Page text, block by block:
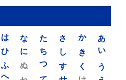
あ
い
う
え
か
き
く
け
さ
し
す
せ
た
ち
つ
て
な
に
ぬ
ね
は
ひ
ふ
へ